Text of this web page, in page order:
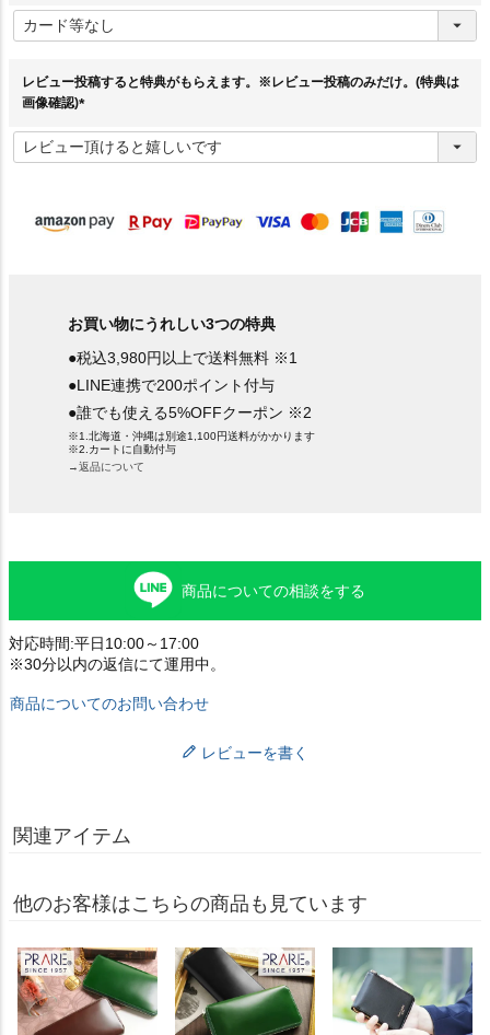
必
須
レビュー投稿すると特典がもらえます。※レビュー投稿のみだけ。(特典は
画像確認)
必
須
お買い物にうれしい3つの特典
●税込3,980円以上で送料無料 ※1
●LINE連携で200ポイント付与
●誰でも使える5%OFFクーポン ※2
※1.北海道・沖縄は別途1,100円送料がかかります
※2.カートに自動付与
→返品について
商品についての相談をする
対応時間:平日10:00～17:00
※30分以内の返信にて運用中。
商品についてのお問い合わせ
レビューを書く
関連アイテム
他のお客様はこちらの商品も見ています